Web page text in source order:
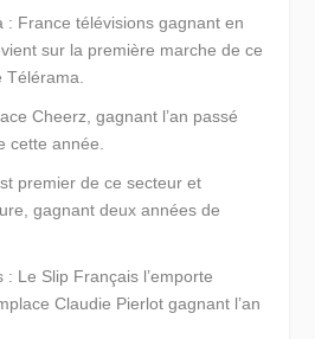
: France télévisions gagnant en
sur la première marche de ce
Télérama.
Cheerz, gagnant l’an passé
cette année.
premier de ce secteur et
gagnant deux années de
: Le Slip Français l’emporte
Claudie Pierlot gagnant l’an